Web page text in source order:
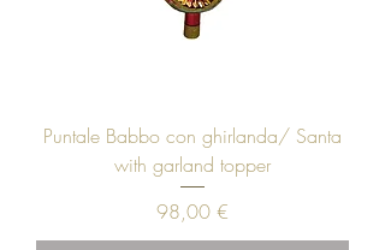
Puntale Babbo con ghirlanda/ Santa
with garland topper
Prezzo
98,00 €